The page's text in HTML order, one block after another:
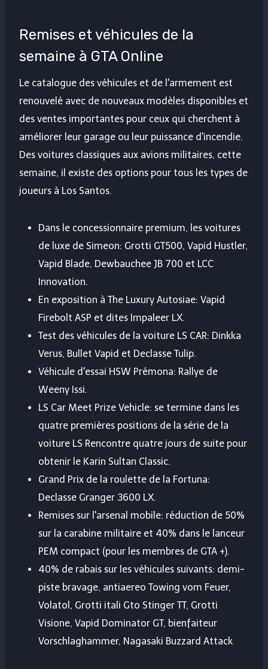
Remises et véhicules de la
semaine à GTA Online
Le catalogue des véhicules et de l'armement est
renouvelé avec de nouveaux modèles disponibles et
des ventes importantes pour ceux qui cherchent à
améliorer leur garage ou leur puissance d'incendie.
Des voitures classiques aux avions militaires, cette
semaine, il existe des options pour tous les types de
joueurs à Los Santos.
Dans le concessionnaire premium, les voitures
de luxe de Simeon: Grotti GT500, Vapid Hustler,
Vapid Blade, Dewbauchee JB 700 et LCC
Innovation.
En exposition à The Luxury Autosiae: Vapid
Firebolt ASP et dites Impaleer LX.
Test des véhicules de la voiture LS CAR: Dinkka
Verus, Bullet Vapid et Declasse Tulip.
Véhicule d'essai HSW Prémona: Rallye de
Weeny Issi.
LS Car Meet Prize Vehicle: se termine dans les
quatre premières positions de la série de la
voiture LS Rencontre quatre jours de suite pour
obtenir le Karin Sultan Classic.
Grand Prix de la roulette de la Fortuna:
Declasse Granger 3600 LX.
Remises sur l'arsenal mobile: réduction de 50%
sur la carabine militaire et 40% dans le lanceur
PEM compact (pour les membres de GTA +).
40% de rabais sur les véhicules suivants: demi-
piste bravage, antiaereo Towing vom Feuer,
Volatol, Grotti itali Gto Stinger TT, Grotti
Visione, Vapid Dominator GT, bienfaiteur
Vorschlaghammer, Nagasaki Buzzard Attack